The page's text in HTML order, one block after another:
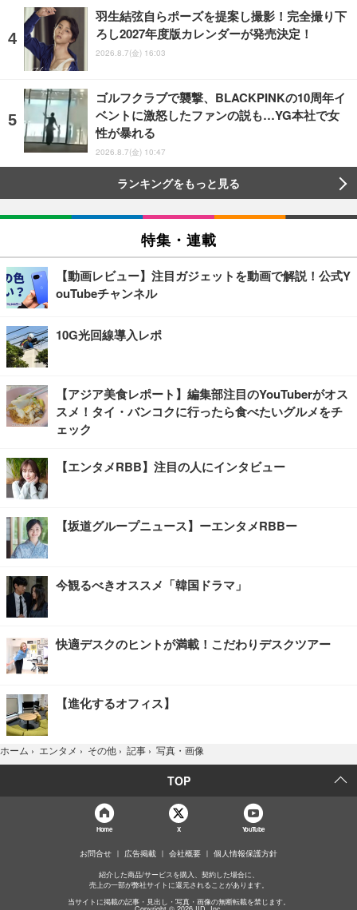
羽生結弦自らポーズを提案し撮影！完全撮り下
ろし2027年度版カレンダーが発売決定！
2026.8.7(金) 16:03
ゴルフクラブで襲撃、BLACKPINKの10周年イ
ベントに激怒したファンの説も…YG本社で女
性が暴れる
2026.8.7(金) 10:47
ランキングをもっと見る
特集・連載
【動画レビュー】注目ガジェットを動画で解説！公式Y
ouTubeチャンネル
10G光回線導入レポ
【アジア美食レポート】編集部注目のYouTuberがオス
スメ！タイ・バンコクに行ったら食べたいグルメをチ
ェック
【エンタメRBB】注目の人にインタビュー
【坂道グループニュース】ーエンタメRBBー
今観るべきオススメ「韓国ドラマ」
快適デスクのヒントが満載！こだわりデスクツアー
【進化するオフィス】
ホーム › エンタメ › その他 › 記事 › 写真・画像
TOP
Home X YouTube
お問合せ 広告掲載 会社概要 個人情報保護方針
紹介した商品/サービスを購入、契約した場合に、
売上の一部が弊社サイトに還元されることがあります。
当サイトに掲載の記事・見出し・写真・画像の無断転載を禁じます。